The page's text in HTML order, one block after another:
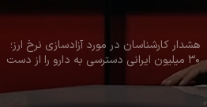
هشدار کارشناسان در مورد آزادسازی نرخ ارز؛
۳۰ میلیون ایرانی دسترسی به دارو را از دست
می دهند!